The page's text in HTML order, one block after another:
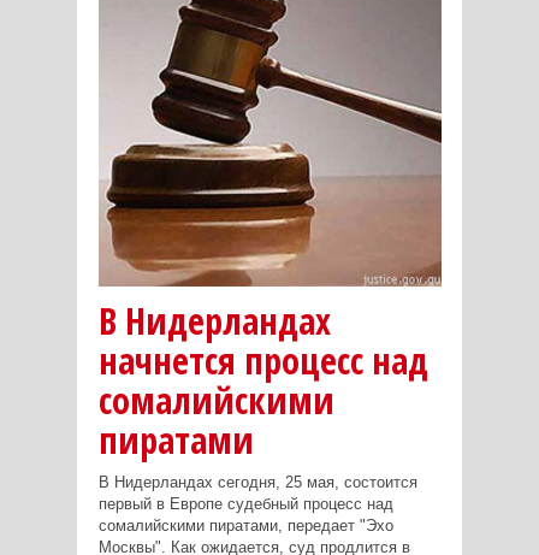
В Нидерландах
начнется процесс над
сомалийскими
пиратами
В Нидерландах сегодня, 25 мая, состоится
первый в Европе судебный процесс над
сомалийскими пиратами, передает "Эхо
Москвы". Как ожидается, суд продлится в